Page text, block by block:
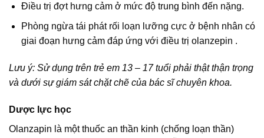
Điều trị đợt hưng cảm ở mức độ trung bình đến nặng.
Phòng ngừa tái phát rối loạn lưỡng cực ở bệnh nhân có
giai đoạn hưng cảm đáp ứng với điều trị olanzepin .
Lưu ý: Sử dụng trên trẻ em 13 – 17 tuổi phải thật thận trọng
và dưới sự giám sát chặt chẽ của bác sĩ chuyên khoa.
Dược lực học
Olanzapin là một thuốc an thần kinh (chống loạn thần)